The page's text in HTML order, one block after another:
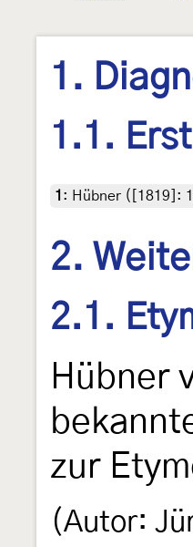
1.
1.1.
1 : Hübner ([1819]:
2.
2.1.
Hübner
zur
(Autor: